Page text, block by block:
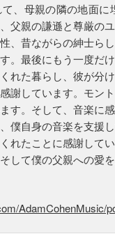
、母親の隣の地面
父親の謙遜と尊厳の
、昔ながらの紳士ら
。最後にもう一度だ
れた暮らし、彼が分
謝しています。モン
す。そして、音楽に
僕自身の音楽を支援
れたことに感謝して
して僕の父親への愛
AdamCohenMusic/